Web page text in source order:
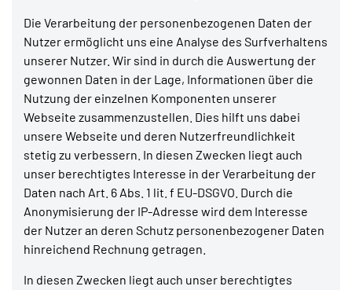
Die Verarbeitung der personenbezogenen Daten der
Nutzer ermöglicht uns eine Analyse des Surfverhaltens
unserer Nutzer. Wir sind in durch die Auswertung der
gewonnen Daten in der Lage, Informationen über die
Nutzung der einzelnen Komponenten unserer
Webseite zusammenzustellen. Dies hilft uns dabei
unsere Webseite und deren Nutzerfreundlichkeit
stetig zu verbessern. In diesen Zwecken liegt auch
unser berechtigtes Interesse in der Verarbeitung der
Daten nach Art. 6 Abs. 1 lit. f EU-DSGVO. Durch die
Anonymisierung der IP-Adresse wird dem Interesse
der Nutzer an deren Schutz personenbezogener Daten
hinreichend Rechnung getragen.
In diesen Zwecken liegt auch unser berechtigtes